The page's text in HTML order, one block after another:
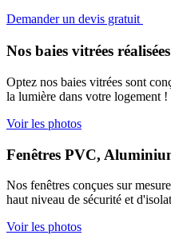
Demander un devis gratuit
Nos baies vitrées
Optez nos baies vitrées sont
la lumière dans votre logement !
Voir les photos
Fenêtres PVC,
Nos fenêtres conçues sur
haut niveau de sécurité et
Voir les photos